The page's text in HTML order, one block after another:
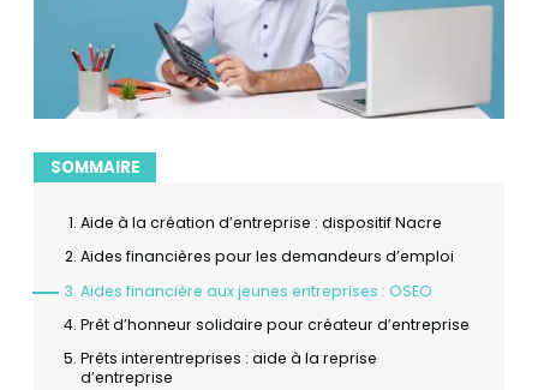
SOMMAIRE
Aide à la création d’entreprise : dispositif Nacre
Aides financières pour les demandeurs d’emploi
Aides financière aux jeunes entreprises : OSEO
Prêt d’honneur solidaire pour créateur d’entreprise
Prêts interentreprises : aide à la reprise
d’entreprise